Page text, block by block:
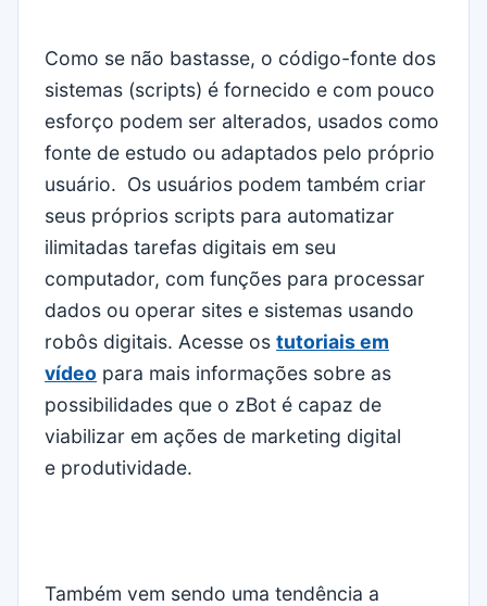
Como se não bastasse, o código-fonte dos
sistemas (scripts) é fornecido e com pouco
esforço podem ser alterados, usados como
fonte de estudo ou adaptados pelo próprio
usuário. Os usuários podem também criar
seus próprios scripts para automatizar
ilimitadas tarefas digitais em seu
computador, com funções para processar
dados ou operar sites e sistemas usando
robôs digitais. Acesse os tutoriais em
vídeo para mais informações sobre as
possibilidades que o zBot é capaz de
viabilizar em ações de marketing digital
e produtividade.
Também vem sendo uma tendência a